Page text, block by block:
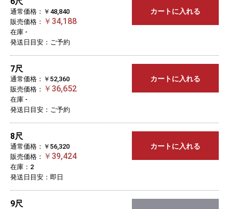
通常価格：￥48,840
販売価格： ￥34,188
在庫 -
発送日目安：ご予約
カートに入れる
7尺
通常価格：￥52,360
販売価格： ￥36,652
在庫 -
発送日目安：ご予約
カートに入れる
8尺
通常価格：￥56,320
販売価格： ￥39,424
在庫：2
発送日目安：即日
カートに入れる
9尺